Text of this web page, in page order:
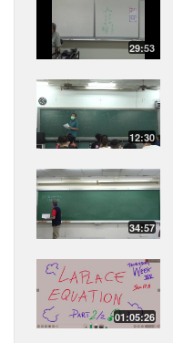
29:53
12:30
34:57
01:05:26